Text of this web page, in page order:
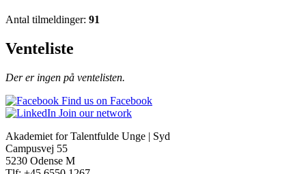
Antal tilmeldinger: 91
Venteliste
Der er ingen på ventelisten.
Find us on Facebook
Join our network
Akademiet for Talentfulde Unge | Syd
Campusvej 55
5230 Odense M